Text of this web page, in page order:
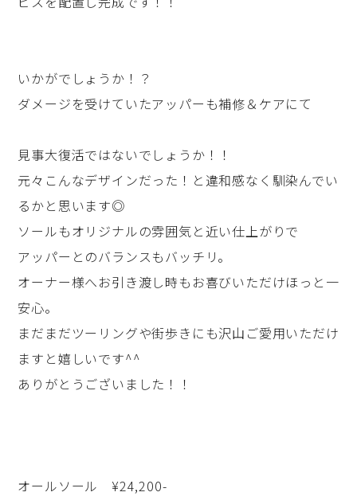
いかがでしょうか！？
ダメージを受けていたアッパーも補修＆ケアにて
見事大復活ではないでしょうか！！
元々こんなデザインだった！と違和感なく馴染んでい
るかと思います◎
ソールもオリジナルの雰囲気と近い仕上がりで
アッパーとのバランスもバッチリ。
オーナー様へお引き渡し時もお喜びいただけほっと一
安心。
まだまだツーリングや街歩きにも沢山ご愛用いただけ
ますと嬉しいです^^
ありがとうございました！！
オールソール ¥24,200-